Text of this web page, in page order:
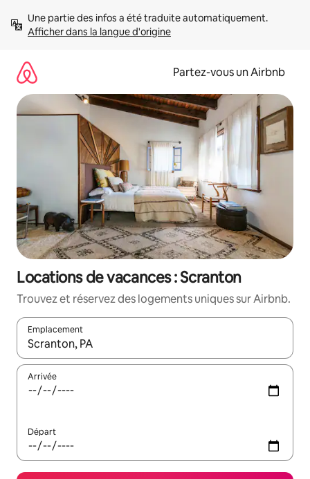
directement
Afficher dans la langue d'origine
Partez-vous un Airbnb
Locations de vacances : Scranton
Trouvez et réservez des logements uniques sur Airbnb.
Emplacement
Quand les résultats sont affichés, parcourez-les en utilisant
Arrivée
Départ